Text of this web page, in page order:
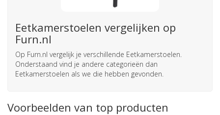
Eetkamerstoelen vergelijken op
Furn.nl
Op Furn.nl vergelijk je verschillende Eetkamerstoelen.
Onderstaand vind je andere categorieën dan
Eetkamerstoelen als we die hebben gevonden.
Voorbeelden van top producten